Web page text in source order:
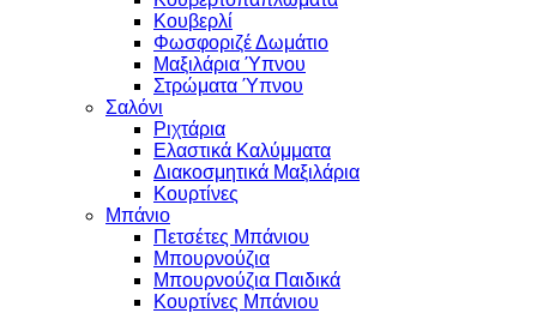
Κουβερλί
Φωσφοριζέ Δωμάτιο
Μαξιλάρια Ύπνου
Στρώματα Ύπνου
Σαλόνι
Ριχτάρια
Ελαστικά Καλύμματα
Διακοσμητικά Μαξιλάρια
Κουρτίνες
Μπάνιο
Πετσέτες Μπάνιου
Μπουρνούζια
Μπουρνούζια Παιδικά
Κουρτίνες Μπάνιου